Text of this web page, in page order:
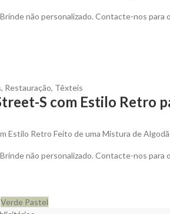
não personalizado. Contacte-nos
, Restauração, Têxteis
S com Estilo Retro
Estilo Retro Feito de uma Mistura de
não personalizado. Contacte-nos
Verde Pastel